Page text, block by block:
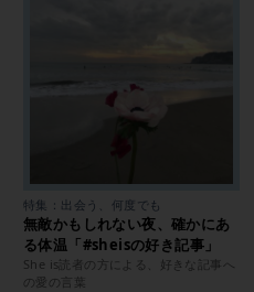
特集：出会う、何度でも
無敵かもしれない夜、確かにあ
る体温「#sheisの好き記事」
She is読者の方による、好きな記事へ
の愛の言葉